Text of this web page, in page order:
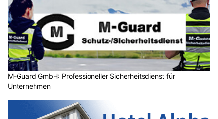
M-Guard GmbH: Professioneller Sicherheitsdienst für
Unternehmen